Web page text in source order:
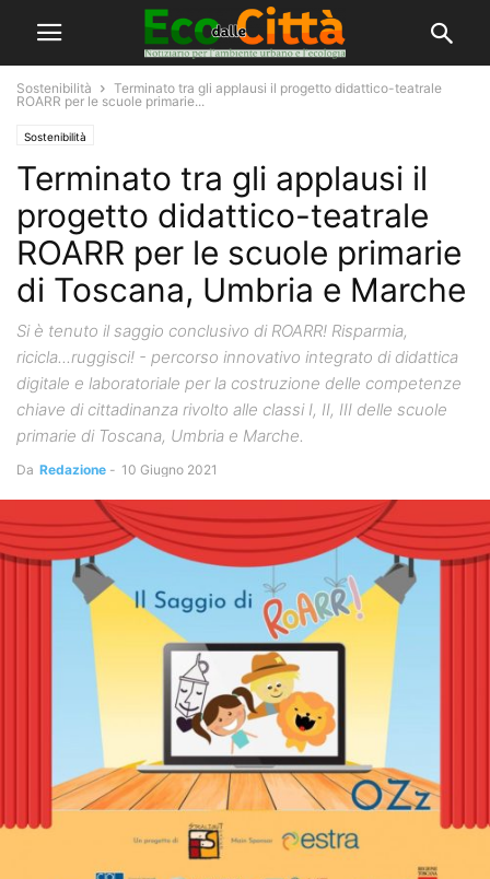
Sostenibilità
Terminato tra gli applausi il progetto didattico-teatrale
ROARR per le scuole primarie...
Sostenibilità
Terminato tra gli applausi il
progetto didattico-teatrale
ROARR per le scuole primarie
di Toscana, Umbria e Marche
Si è tenuto il saggio conclusivo di ROARR! Risparmia,
ricicla...ruggisci! - percorso innovativo integrato di didattica
digitale e laboratoriale per la costruzione delle competenze
chiave di cittadinanza rivolto alle classi I, II, III delle scuole
primarie di Toscana, Umbria e Marche.
Da Redazione - 10 Giugno 2021